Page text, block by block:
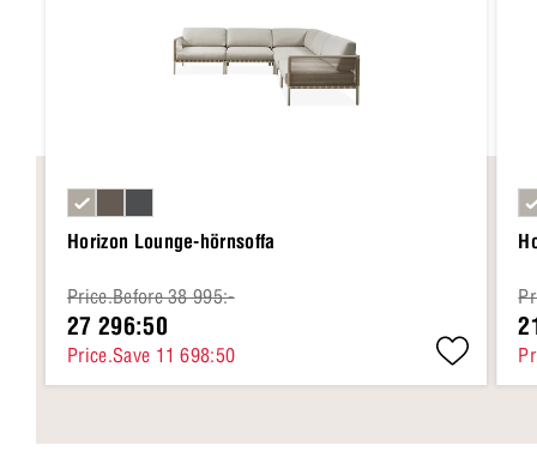
Horizon Lounge-hörnsoffa
Price.Before 38 995:-
27 296:50
Price.Save 11 698:50